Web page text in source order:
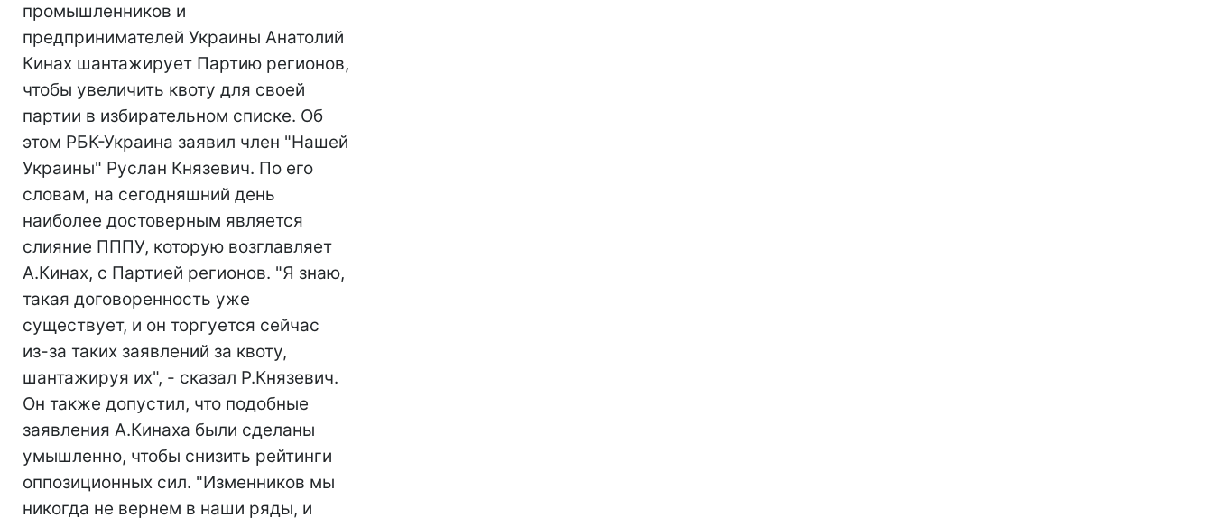
промышленников и
предпринимателей Украины Анатолий
Кинах шантажирует Партию регионов,
чтобы увеличить квоту для своей
партии в избирательном списке. Об
этом РБК-Украина заявил член "Нашей
Украины" Руслан Князевич. По его
словам, на сегодняшний день
наиболее достоверным является
слияние ПППУ, которую возглавляет
А.Кинах, с Партией регионов. "Я знаю,
такая договоренность уже
существует, и он торгуется сейчас
из-за таких заявлений за квоту,
шантажируя их", - сказал Р.Князевич.
Он также допустил, что подобные
заявления А.Кинаха были сделаны
умышленно, чтобы снизить рейтинги
оппозиционных сил. "Изменников мы
никогда не вернем в наши ряды, и